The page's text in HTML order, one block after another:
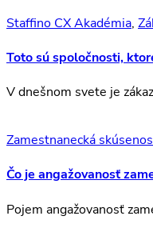
Staffino CX Akadémia,
Toto sú spoločnosti,
V dnešnom svete je
Zamestnanecká
Čo je angažovanosť
Pojem angažovanosť